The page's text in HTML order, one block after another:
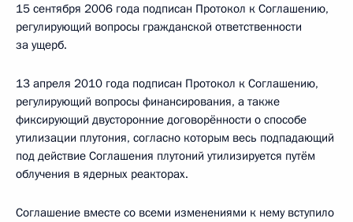
15 сентября 2006 года подписан Протокол к Соглашению,
регулирующий вопросы гражданской ответственности
за ущерб.
13 апреля 2010 года подписан Протокол к Соглашению,
регулирующий вопросы финансирования, а также
фиксирующий двусторонние договорённости о способе
утилизации плутония, согласно которым весь подпадающий
под действие Соглашения плутоний утилизируется путём
облучения в ядерных реакторах.
Соглашение вместе со всеми изменениями к нему вступило